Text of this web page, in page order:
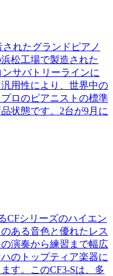
れたグランドピアノ
松工場で製造された
サバトリーラインに
用性により、世界中の
ロのピアニストの標準
状態です。2台が9月に
CFシリーズのハイエン
ある音色と優れたレス
演奏から練習まで幅広
のトップティア楽器に
す。このCF3-Sは、多